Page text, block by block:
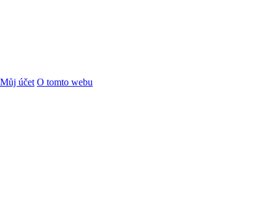
Můj účet O tomto webu